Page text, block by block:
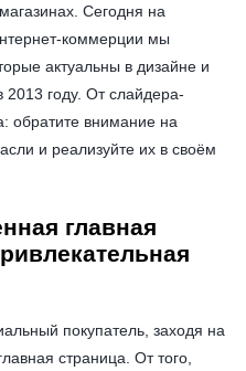
Сегодня на
коммерции мы
актуальны в дизайне и
году. От слайдера-
обратите внимание на
и реализуйте их в своём
главная
покупатель, заходя на
страница. От того,